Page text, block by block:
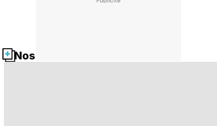
Nos fiches santé